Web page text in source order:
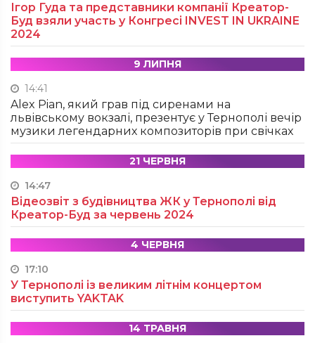
Ігор Гуда та представники компанії Креатор-
Буд взяли участь у Конгресі INVEST IN UKRAINE
2024
9 ЛИПНЯ
14:41
Alex Pian, який грав під сиренами на
львівському вокзалі, презентує у Тернополі вечір
музики легендарних композиторів при свічках
21 ЧЕРВНЯ
14:47
Відеозвіт з будівництва ЖК у Тернополі від
Креатор-Буд за червень 2024
4 ЧЕРВНЯ
17:10
У Тернополі із великим літнім концертом
виступить YAKTAK
14 ТРАВНЯ